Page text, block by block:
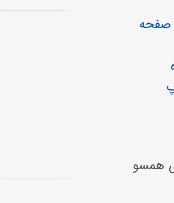
صفحه
همسو